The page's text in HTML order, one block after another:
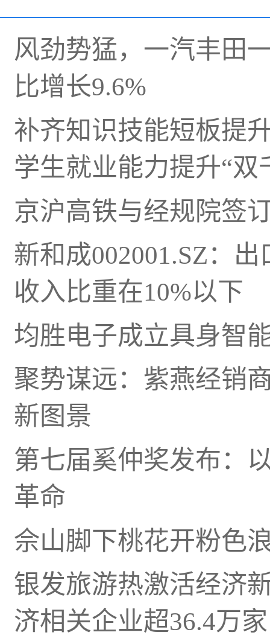
风劲势猛，一汽丰田
比增长9.6%
补齐知识技能短板提
学生就业能力提升“双
京沪高铁与经规院签
新和成002001.SZ：
收入比重在10%以下
均胜电子成立具身智
聚势谋远：紫燕经销
新图景
第七届奚仲奖发布：
革命
佘山脚下桃花开粉色
银发旅游热激活经济
济相关企业超36.4万家